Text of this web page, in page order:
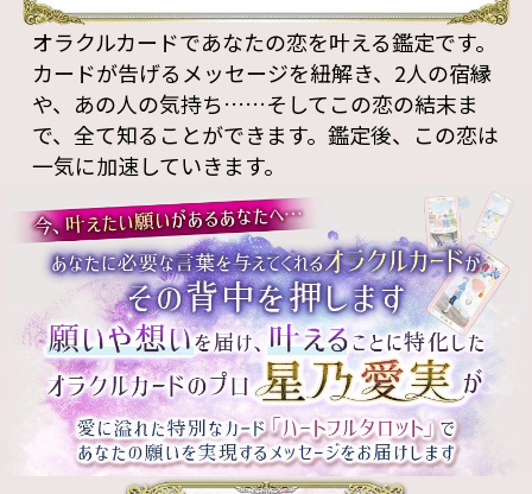
オラクルカードであなたの恋を叶える鑑定です。
カードが告げるメッセージを紐解き、2人の宿縁
や、あの人の気持ち……そしてこの恋の結末ま
で、全て知ることができます。鑑定後、この恋は
一気に加速していきます。